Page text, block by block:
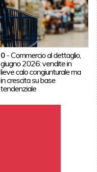
0 -Commercio al dettaglio,
giugno 2026: vendite in
lieve calo congiunturale ma
in crescita su base
tendenziale